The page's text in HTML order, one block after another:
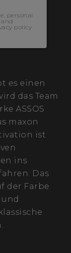
personal
policy
es einen
das Team
ASSOS
maxon
ist
ins
Das
der Farbe